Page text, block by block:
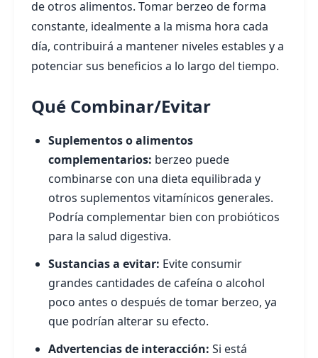
de otros alimentos. Tomar berzeo de forma
constante, idealmente a la misma hora cada
día, contribuirá a mantener niveles estables y a
potenciar sus beneficios a lo largo del tiempo.
Qué Combinar/Evitar
Suplementos o alimentos
complementarios: berzeo puede
combinarse con una dieta equilibrada y
otros suplementos vitamínicos generales.
Podría complementar bien con probióticos
para la salud digestiva.
Sustancias a evitar: Evite consumir
grandes cantidades de cafeína o alcohol
poco antes o después de tomar berzeo, ya
que podrían alterar su efecto.
Advertencias de interacción: Si está